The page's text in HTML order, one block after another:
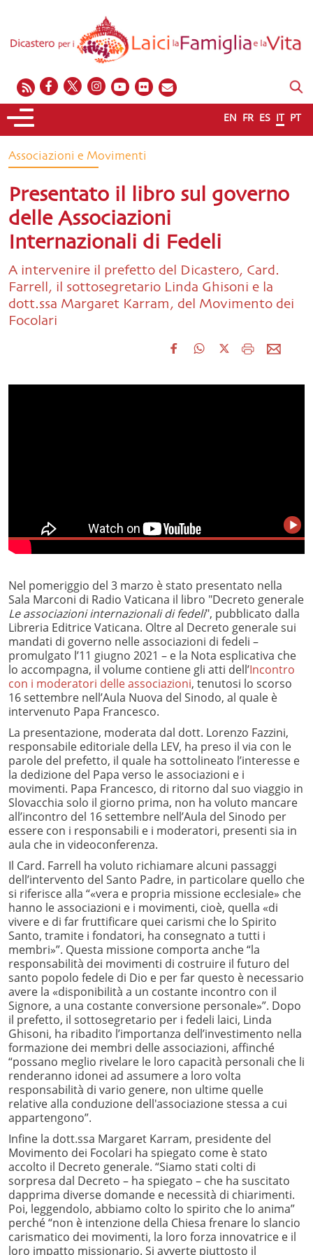
EN FR ES IT PT
Associazioni e Movimenti
Presentato il libro sul governo
delle Associazioni
Internazionali di Fedeli
A intervenire il prefetto del Dicastero, Card.
Farrell, il sottosegretario Linda Ghisoni e la
dott.ssa Margaret Karram, del Movimento dei
Focolari
Nel pomeriggio del 3 marzo è stato presentato nella
Sala Marconi di Radio Vaticana il libro "Decreto generale
Le associazioni internazionali di fedeli", pubblicato dalla
Libreria Editrice Vaticana. Oltre al Decreto generale sui
mandati di governo nelle associazioni di fedeli –
promulgato l’11 giugno 2021 – e la Nota esplicativa che
lo accompagna, il volume contiene gli atti dell’Incontro
con i moderatori delle associazioni, tenutosi lo scorso
16 settembre nell’Aula Nuova del Sinodo, al quale è
intervenuto Papa Francesco.
La presentazione, moderata dal dott. Lorenzo Fazzini,
responsabile editoriale della LEV, ha preso il via con le
parole del prefetto, il quale ha sottolineato l’interesse e
la dedizione del Papa verso le associazioni e i
movimenti. Papa Francesco, di ritorno dal suo viaggio in
Slovacchia solo il giorno prima, non ha voluto mancare
all’incontro del 16 settembre nell’Aula del Sinodo per
essere con i responsabili e i moderatori, presenti sia in
aula che in videoconferenza.
Il Card. Farrell ha voluto richiamare alcuni passaggi
dell’intervento del Santo Padre, in particolare quello che
si riferisce alla “«vera e propria missione ecclesiale» che
hanno le associazioni e i movimenti, cioè, quella «di
vivere e di far fruttificare quei carismi che lo Spirito
Santo, tramite i fondatori, ha consegnato a tutti i
membri»”. Questa missione comporta anche “la
responsabilità dei movimenti di costruire il futuro del
santo popolo fedele di Dio e per far questo è necessario
avere la «disponibilità a un costante incontro con il
Signore, a una costante conversione personale»”. Dopo
il prefetto, il sottosegretario per i fedeli laici, Linda
Ghisoni, ha ribadito l’importanza dell’investimento nella
formazione dei membri delle associazioni, affinché
“possano meglio rivelare le loro capacità personali che li
renderanno idonei ad assumere a loro volta
responsabilità di vario genere, non ultime quelle
relative alla conduzione dell'associazione stessa a cui
appartengono”.
Infine la dott.ssa Margaret Karram, presidente del
Movimento dei Focolari ha spiegato come è stato
accolto il Decreto generale. “Siamo stati colti di
sorpresa dal Decreto – ha spiegato – che ha suscitato
dapprima diverse domande e necessità di chiarimenti.
Poi, leggendolo, abbiamo colto lo spirito che lo anima”
perché “non è intenzione della Chiesa frenare lo slancio
carismatico dei movimenti, la loro forza innovatrice e il
loro impatto missionario. Si avverte piuttosto il